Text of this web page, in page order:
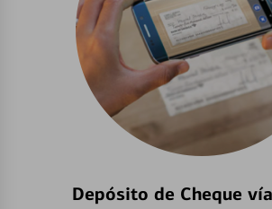
Depósito de Cheque